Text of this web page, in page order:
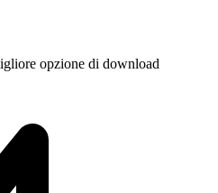
opzione di download